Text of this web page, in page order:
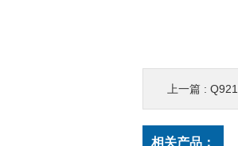
上一篇 :
相关产品：